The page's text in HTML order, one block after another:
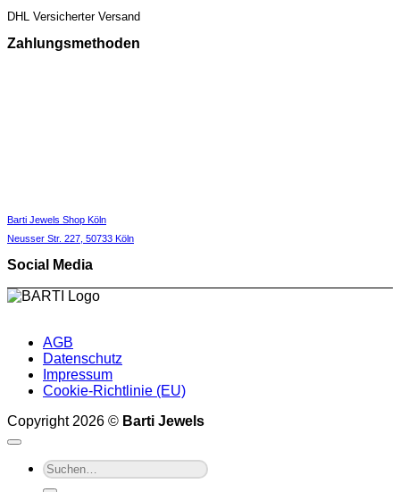
DHL Versicherter Versand
Zahlungsmethoden
Barti Jewels Shop Köln
Neusser Str. 227, 50733 Köln
Social Media
AGB
Datenschutz
Impressum
Cookie-Richtlinie (EU)
Copyright 2026 © Barti Jewels
Suche
nach: